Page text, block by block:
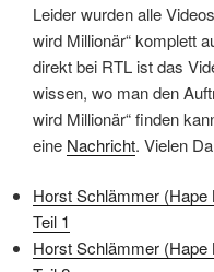
Leider wurden alle
wird Millionär“ komplett
direkt bei RTL ist das
wissen, wo man den
wird Millionär“ finden
eine Nachricht. Vielen
Horst Schlämmer (Hape
Teil 1
Horst Schlämmer (Hape